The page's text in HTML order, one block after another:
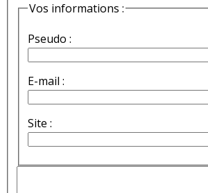
Vos informations :
Pseudo :
E-mail :
Site :